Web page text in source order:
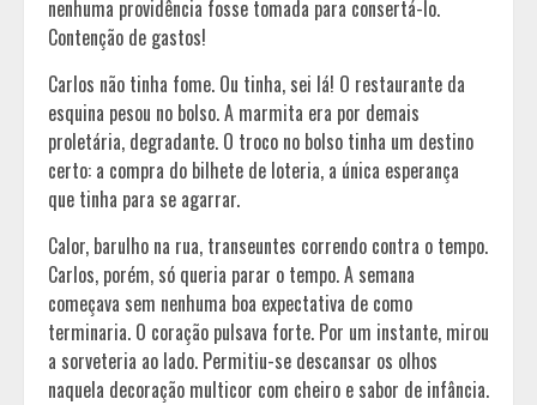
nenhuma providência fosse tomada para consertá-lo.
Contenção de gastos!
Carlos não tinha fome. Ou tinha, sei lá! O restaurante da
esquina pesou no bolso. A marmita era por demais
proletária, degradante. O troco no bolso tinha um destino
certo: a compra do bilhete de loteria, a única esperança
que tinha para se agarrar.
Calor, barulho na rua, transeuntes correndo contra o tempo.
Carlos, porém, só queria parar o tempo. A semana
começava sem nenhuma boa expectativa de como
terminaria. O coração pulsava forte. Por um instante, mirou
a sorveteria ao lado. Permitiu-se descansar os olhos
naquela decoração multicor com cheiro e sabor de infância.